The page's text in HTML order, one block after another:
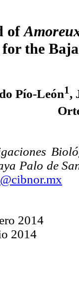
of
for the
Pío-León1,
Palo de
2014
2014